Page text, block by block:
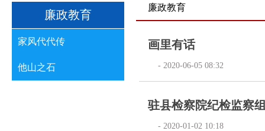
廉政教育
家风代代传
他山之石
廉政教育
画里有话
- 2020-06-05 08:32
驻县检察院纪检监察
- 2020-01-02 10:18